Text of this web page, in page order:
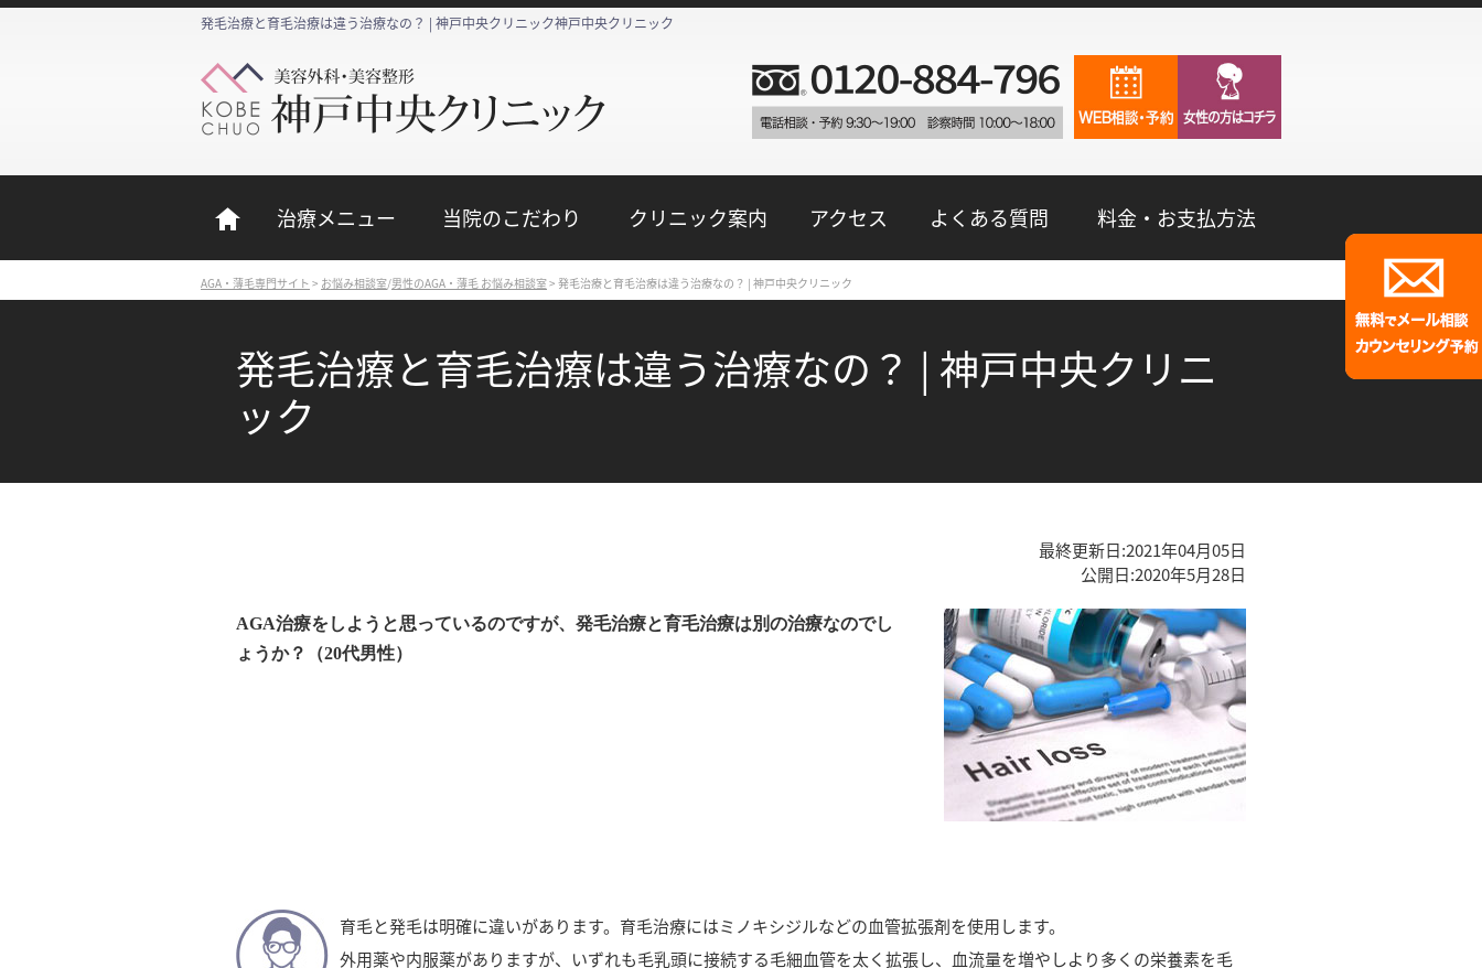
発毛治療と育毛治療は違う治療なの？ | 神戸中央クリニック神戸中央クリニック
治療メニュー 当院のこだわり クリニック案内 アクセス よくある質問 料金・お支払方法
AGA・薄毛専門サイト > お悩み相談室/男性のAGA・薄毛 お悩み相談室> 発毛治療と育毛治療は違う治療なの？ | 神戸中央クリニック
発毛治療と育毛治療は違う治療なの？ | 神戸中央クリニ
ック
最終更新日:2021年04月05日
公開日:2020年5月28日
AGA治療をしようと思っているのですが、発毛治療と育毛治療は別の治療なのでし
ょうか？（20代男性）
育毛と発毛は明確に違いがあります。育毛治療にはミノキシジルなどの血管拡張剤を使用します。
外用薬や内服薬がありますが、いずれも毛乳頭に接続する毛細血管を太く拡張し、血流量を増やしより多くの栄養素を毛